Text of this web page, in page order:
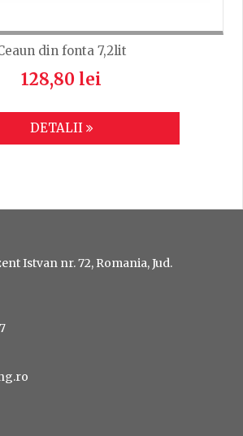
din fonta 7,2lit
128,80 lei
DETALII
Istvan nr. 72, Romania, Jud.